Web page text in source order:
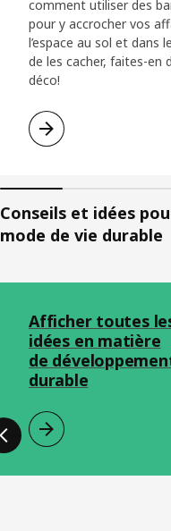
comment utiliser des
pour y accrocher vos
l’espace au sol et dans
de les cacher, faites-en
déco!
Conseils et idées
mode de vie durable
Afficher toutes
idées en matière
de
durable